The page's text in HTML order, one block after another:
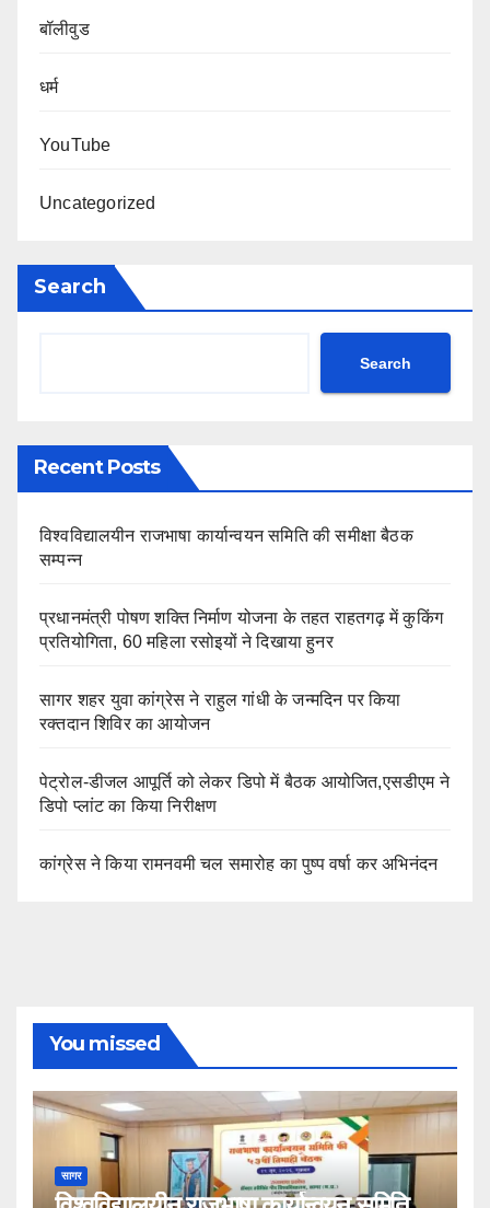
बॉलीवुड
धर्म
YouTube
Uncategorized
Search
Search
Recent Posts
विश्वविद्यालयीन राजभाषा कार्यान्वयन समिति की समीक्षा बैठक
सम्पन्न
प्रधानमंत्री पोषण शक्ति निर्माण योजना के तहत राहतगढ़ में कुकिंग
प्रतियोगिता, 60 महिला रसोइयों ने दिखाया हुनर
सागर शहर युवा कांग्रेस ने राहुल गांधी के जन्मदिन पर किया
रक्तदान शिविर का आयोजन
पेट्रोल-डीजल आपूर्ति को लेकर डिपो में बैठक आयोजित,एसडीएम ने
डिपो प्लांट का किया निरीक्षण
कांग्रेस ने किया रामनवमी चल समारोह का पुष्प वर्षा कर अभिनंदन
You missed
सागर